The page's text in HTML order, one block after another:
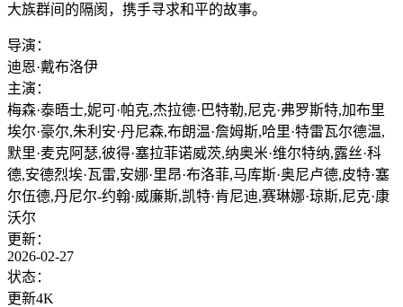
大族群间的隔阂，携手寻求和平的故事。
导演：
迪恩·戴布洛伊
主演：
梅森·泰晤士,妮可·帕克,杰拉德·巴特勒,尼克·弗罗斯特,加布里
埃尔·豪尔,朱利安·丹尼森,布朗温·詹姆斯,哈里·特雷瓦尔德温,
默里·麦克阿瑟,彼得·塞拉菲诺威茨,纳奥米·维尔特纳,露丝·科
德,安德烈埃·瓦雷,安娜·里昂·布洛菲,马库斯·奥尼卢德,皮特·塞
尔伍德,丹尼尔-约翰·威廉斯,凯特·肯尼迪,赛琳娜·琼斯,尼克·康
沃尔
更新：
2026-02-27
状态：
更新4K